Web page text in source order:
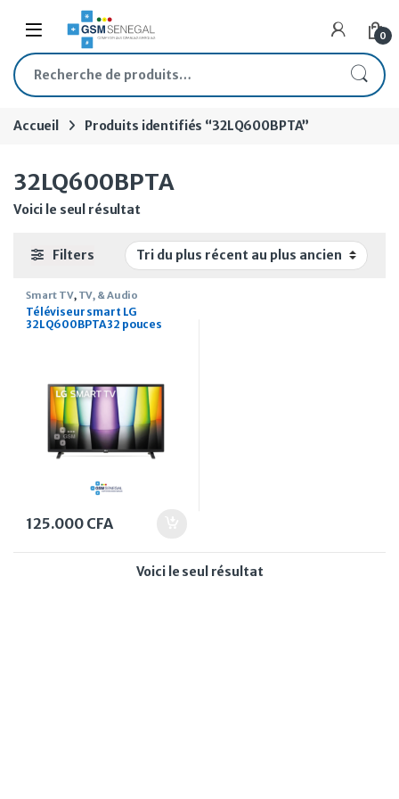
Skip to navigation
Skip to content
Open 0
Recherche pour :
Accueil Produits identifiés “32LQ600BPTA”
32LQ600BPTA
Voici le seul résultat
Filters
Smart TV, TV, & Audio
Téléviseur smart LG
32LQ600BPTA 32 pouces
125.000 CFA
Voici le seul résultat